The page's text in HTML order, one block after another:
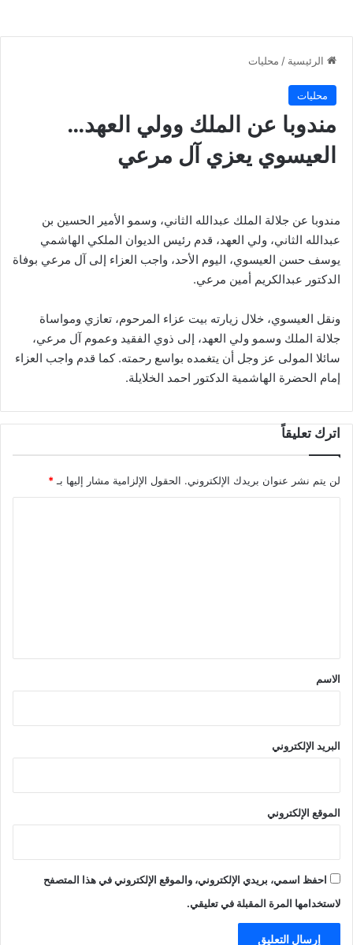
الرئيسية / محليات
محليات
مندوبا عن الملك وولي العهد…
العيسوي يعزي آل مرعي
مندوبا عن جلالة الملك عبدالله الثاني، وسمو الأمير الحسين بن
عبدالله الثاني، ولي العهد، قدم رئيس الديوان الملكي الهاشمي
يوسف حسن العيسوي، اليوم الأحد، واجب العزاء إلى آل مرعي بوفاة
الدكتور عبدالكريم أمين مرعي.
ونقل العيسوي، خلال زيارته بيت عزاء المرحوم، تعازي ومواساة
جلالة الملك وسمو ولي العهد، إلى ذوي الفقيد وعموم آل مرعي،
سائلا المولى عز وجل أن يتغمده بواسع رحمته. كما قدم واجب العزاء
إمام الحضرة الهاشمية الدكتور احمد الخلايلة.
اترك تعليقاً
لن يتم نشر عنوان بريدك الإلكتروني. الحقول الإلزامية مشار إليها بـ *
*
الاسم
البريد الإلكتروني
الموقع الإلكتروني
احفظ اسمي، بريدي الإلكتروني، والموقع الإلكتروني في هذا المتصفح
لاستخدامها المرة المقبلة في تعليقي.